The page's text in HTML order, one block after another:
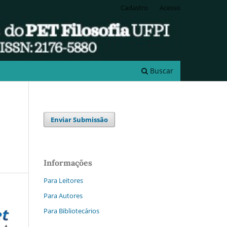
Buscar
Cadastro Acesso
Enviar Submissão
Informações
Para Leitores
Para Autores
Para Bibliotecários